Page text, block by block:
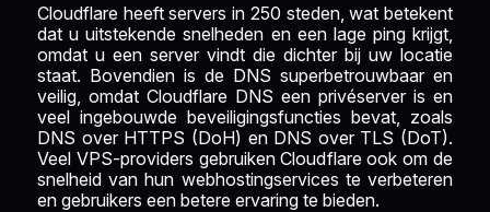
Cloudflare heeft servers in 250 steden, wat betekent
dat u uitstekende snelheden en een lage ping krijgt,
omdat u een server vindt die dichter bij uw locatie
staat. Bovendien is de DNS superbetrouwbaar en
veilig, omdat Cloudflare DNS een privéserver is en
veel ingebouwde beveiligingsfuncties bevat, zoals
DNS over HTTPS (DoH) en DNS over TLS (DoT).
Veel VPS-providers gebruiken Cloudflare ook om de
snelheid van hun webhostingservices te verbeteren
en gebruikers een betere ervaring te bieden.